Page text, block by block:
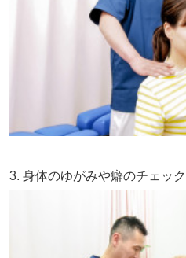
3. 身体のゆがみや癖のチェック